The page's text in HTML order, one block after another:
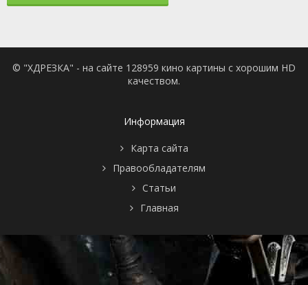
© "ХДРЕЗКА" - на сайте 128959 кино картины с хорошим HD
качеством.
Информация
Карта сайта
Правообладателям
Статьи
Главная